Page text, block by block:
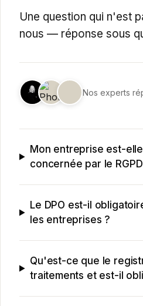
Une question qui n'est
nous — réponse sous
Nos experts
Mon entreprise est-
concernée par le
Le DPO est-il
les entreprises ?
Qu'est-ce que le
traitements et est-il